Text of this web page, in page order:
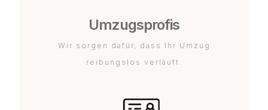
Umzugsprofis
Wir sorgen dafür, dass Ihr Umzug
reibungslos verläuft.